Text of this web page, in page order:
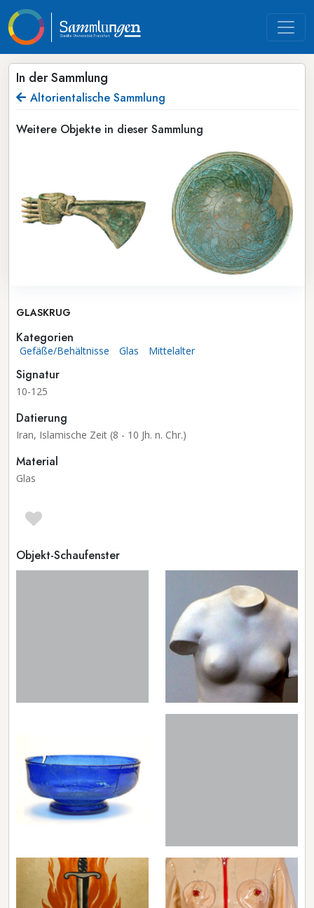
In der Sammlung
Altorientalische Sammlung
Weitere Objekte in dieser Sammlung
GLASKRUG
Kategorien
Gefäße/Behältnisse Glas Mittelalter
Signatur
10-125
Datierung
Iran, Islamische Zeit (8 - 10 Jh. n. Chr.)
Material
Glas
Objekt-Schaufenster